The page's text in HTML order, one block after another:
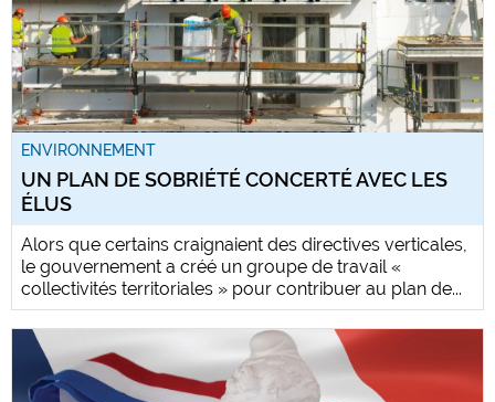
ENVIRONNEMENT
UN PLAN DE SOBRIÉTÉ CONCERTÉ AVEC LES
ÉLUS
Alors que certains craignaient des directives verticales,
le gouvernement a créé un groupe de travail «
collectivités territoriales » pour contribuer au plan de...